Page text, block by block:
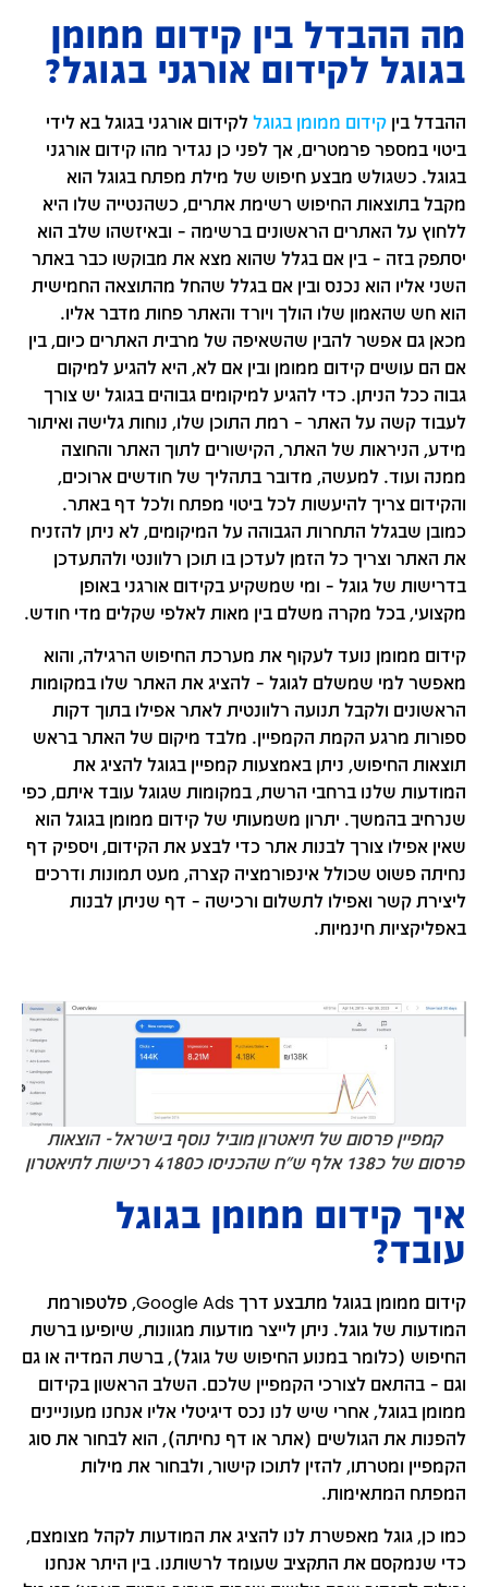
מה ההבדל בין קידום ממומן
בגוגל לקידום אורגני בגוגל?
ההבדל בין קידום ממומן בגוגל לקידום אורגני בגוגל בא לידי
ביטוי במספר פרמטרים, אך לפני כן נגדיר מהו קידום אורגני
בגוגל. כשגולש מבצע חיפוש של מילת מפתח בגוגל הוא
מקבל בתוצאות החיפוש רשימת אתרים, כשהנטייה שלו היא
ללחוץ על האתרים הראשונים ברשימה – ובאיזשהו שלב הוא
יסתפק בזה – בין אם בגלל שהוא מצא את מבוקשו כבר באתר
השני אליו הוא נכנס ובין אם בגלל שהחל מהתוצאה החמישית
הוא חש שהאמון שלו הולך ויורד והאתר פחות מדבר אליו.
מכאן גם אפשר להבין שהשאיפה של מרבית האתרים כיום, בין
אם הם עושים קידום ממומן ובין אם לא, היא להגיע למיקום
גבוה ככל הניתן. כדי להגיע למיקומים גבוהים בגוגל יש צורך
לעבוד קשה על האתר – רמת התוכן שלו, נוחות גלישה ואיתור
מידע, הניראות של האתר, הקישורים לתוך האתר והחוצה
ממנה ועוד. למעשה, מדובר בתהליך של חודשים ארוכים,
והקידום צריך להיעשות לכל ביטוי מפתח ולכל דף באתר.
כמובן שבגלל התחרות הגבוהה על המיקומים, לא ניתן להזניח
את האתר וצריך כל הזמן לעדכן בו תוכן רלוונטי ולהתעדכן
בדרישות של גוגל – ומי שמשקיע בקידום אורגני באופן
מקצועי, בכל מקרה משלם בין מאות לאלפי שקלים מדי חודש.
קידום ממומן נועד לעקוף את מערכת החיפוש הרגילה, והוא
מאפשר למי שמשלם לגוגל – להציג את האתר שלו במקומות
הראשונים ולקבל תנועה רלוונטית לאתר אפילו בתוך דקות
ספורות מרגע הקמת הקמפיין. מלבד מיקום של האתר בראש
תוצאות החיפוש, ניתן באמצעות קמפיין בגוגל להציג את
המודעות שלנו ברחבי הרשת, במקומות שגוגל עובד איתם, כפי
שנרחיב בהמשך. יתרון משמעותי של קידום ממומן בגוגל הוא
שאין אפילו צורך לבנות אתר כדי לבצע את הקידום, ויספיק דף
נחיתה פשוט שכולל אינפורמציה קצרה, מעט תמונות ודרכים
ליצירת קשר ואפילו לתשלום ורכישה – דף שניתן לבנות
באפליקציות חינמיות.
קמפיין פרסום של תיאטרון מוביל נוסף בישראל- הוצאות
פרסום של כ138 אלף ש"ח שהכניסו כ4180 רכישות לתיאטרון
איך קידום ממומן בגוגל
עובד?
קידום ממומן בגוגל מתבצע דרך Google Ads, פלטפורמת
המודעות של גוגל. ניתן לייצר מודעות מגוונות, שיופיעו ברשת
החיפוש (כלומר במנוע החיפוש של גוגל), ברשת המדיה או גם
וגם – בהתאם לצורכי הקמפיין שלכם. השלב הראשון בקידום
ממומן בגוגל, אחרי שיש לנו נכס דיגיטלי אליו אנחנו מעוניינים
להפנות את הגולשים (אתר או דף נחיתה), הוא לבחור את סוג
הקמפיין ומטרתו, להזין לתוכו קישור, ולבחור את מילות
המפתח המתאימות.
כמו כן, גוגל מאפשרת לנו להציג את המודעות לקהל מצומצם,
כדי שנמקסם את התקציב שעומד לרשותנו. בין היתר אנחנו